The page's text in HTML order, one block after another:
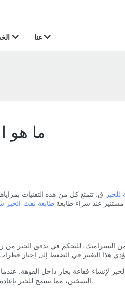
عنا
ما هو
للحبر ق. تتمتع كل من هذه التقنيات
مستنير عند شراء طابعةطابعة نفث الحبر
السيراميك، للتحكم في تدفق الحبر من
فقاعة بخار داخل الفوهة.
التسخين، مما يسمح للحبر بإعادة ملء الفوهة للدورة التالية. تنتج هذه العملية المستمرة مطبوعات عالية الجودة مع دقة ووضوح ألوان ممتازين.